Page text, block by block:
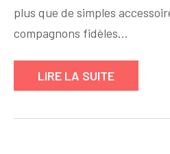
plus que de simples
compagnons fidèles…
LIRE LA SUITE